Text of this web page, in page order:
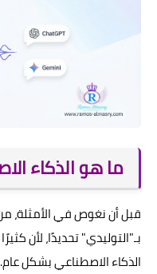
ما هو الذكاء
قبل أن نغوص في الأمثلة،
بـ"التوليدي" تحديدًا، لأن
الذكاء الاصطناعي بشكل عام.